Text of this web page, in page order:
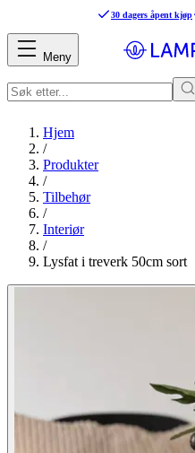
30 dagers åpent kjøp
Meny
Hjem
/
Produkter
/
Tilbehør
/
Interiør
/
Lysfat i treverk 50cm sort